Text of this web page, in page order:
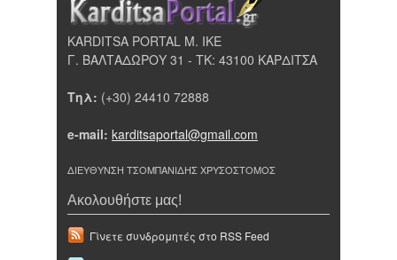
KARDITSA PORTAL Μ. ΙΚΕ
Γ. ΒΑΛΤΑΔΩΡΟΥ 31 - ΤΚ: 43100 ΚΑΡΔΙΤΣΑ
Τηλ: (+30) 24410 72888
e-mail: karditsaportal@gmail.com
ΔΙΕΥΘΥΝΣΗ ΤΣΟΜΠΑΝΙΔΗΣ ΧΡΥΣΟΣΤΟΜΟΣ
Ακολουθήστε μας!
Γίνετε συνδρομητές στο RSS Feed